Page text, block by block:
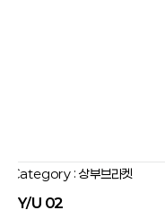
: 상부브라켓
U 02